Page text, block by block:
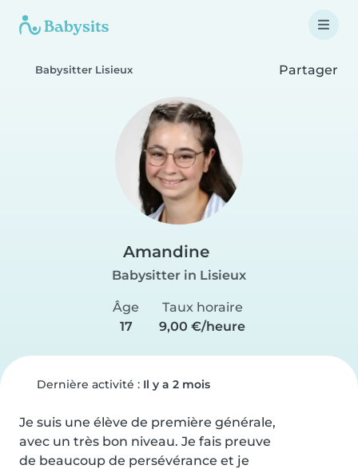
Babysitter Lisieux Partager
Amandine
Babysitter in Lisieux
Âge
17
Taux horaire
9,00 €/heure
Dernière activité : Il y a 2 mois
Je suis une élève de première générale,
avec un très bon niveau. Je fais preuve
de beaucoup de persévérance et je